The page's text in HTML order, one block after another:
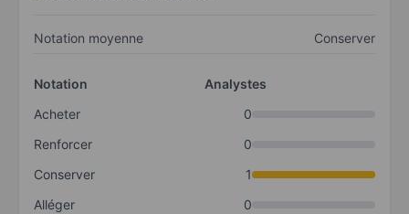
Notation moyenne Conserver
Notation
Analystes
Acheter
0
Renforcer
0
Conserver
1
Alléger
0